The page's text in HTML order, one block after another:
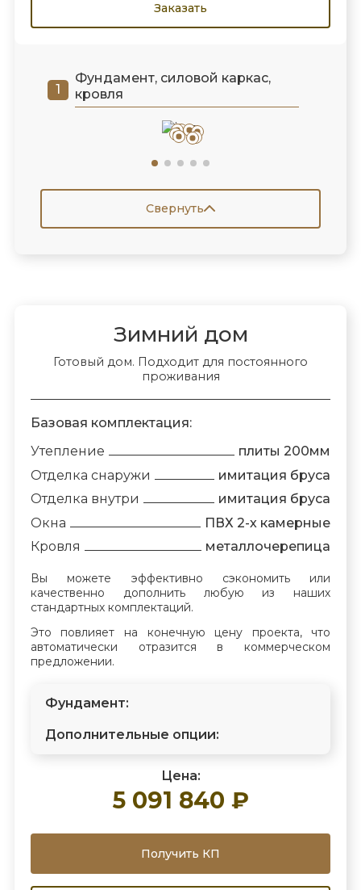
Фундамент, силовой каркас,
кровля
Свернуть
Заказать
Зимний дом
Готовый дом. Подходит для постоянного
проживания
Базовая комплектация:
Утепление
плиты 200мм
Отделка снаружи
имитация бруса
Отделка внутри
имитация бруса
Окна
ПВХ 2-х камерные
Кровля
металлочерепица
Вы можете эффективно сэкономить или
качественно дополнить любую из наших
стандартных комплектаций.
Это повлияет на конечную цену проекта, что
автоматически отразится в коммерческом
предложении.
Фундамент:
Дополнительные опции:
Цена:
5 091 840 ₽
Получить КП